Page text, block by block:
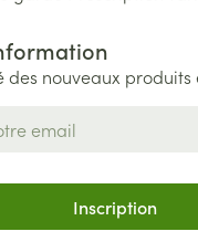
des nouveaux
Inscription